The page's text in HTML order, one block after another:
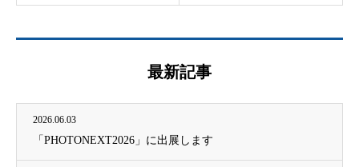
最新記事
2026.06.03
「PHOTONEXT2026」に出展します